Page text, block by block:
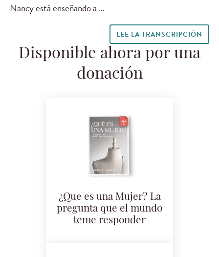
Nancy está enseñando a …
LEE LA TRANSCRIPCIÓN
Disponible ahora por una
donación
¿Que es una Mujer? La
pregunta que el mundo
teme responder